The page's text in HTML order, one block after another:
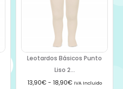
Leotardos Básicos Punto
Liso 2...
13,90€ - 18,90€ IVA Incluido